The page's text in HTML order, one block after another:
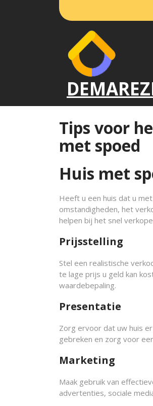
Tips voor
met spoed
Huis met
Heeft u een huis dat u
omstandigheden, het
helpen bij het snel
Prijsstelling
Stel een realistische
te lage prijs u geld kan
waardebepaling.
Presentatie
Zorg ervoor dat uw huis
gebreken en zorg voor
Marketing
Maak gebruik van
advertenties, sociale